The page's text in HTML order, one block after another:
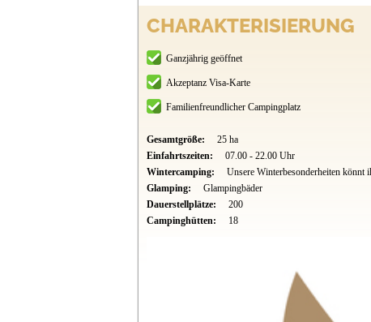
CHARAKTERISIERUNG
Ganzjährig geöffnet
Akzeptanz Visa-Karte
Familienfreundlicher Campingplatz
Gesamtgröße: 25 ha
Einfahrtszeiten:
07.00 - 22.00 Uhr
Wintercamping:
Unsere Winterbesonderheiten könnt
Glamping:
Glampingbäder
Dauerstellplätze:
200
Campinghütten:
18